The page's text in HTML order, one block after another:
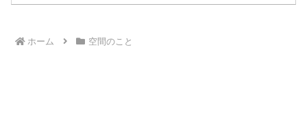
ホーム 空間のこと